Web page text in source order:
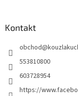
Kontakt
obchod@
553810800
603728954
https://